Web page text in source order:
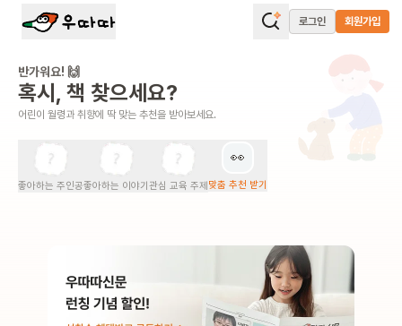
반가워요! 🙌
혹시, 책 찾으세요?
어린이 월령과 취향에 딱 맞는 추천을 받아보세요.
좋아하는 주인공좋아하는 이야기 관심 교육 주제
👀
맞춤 추천 받기
로그인 회원가입